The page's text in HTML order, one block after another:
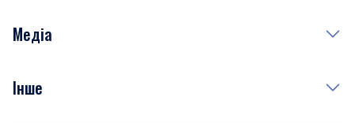
Рецепти
Медіа
Фото
Інше